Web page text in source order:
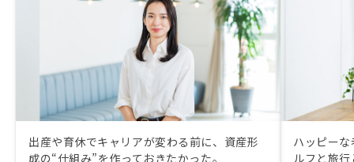
出産や育休でキャリアが変わる前に、資産形
成の“仕組み”を作っておきたかった。
ハッピー
ルフと旅